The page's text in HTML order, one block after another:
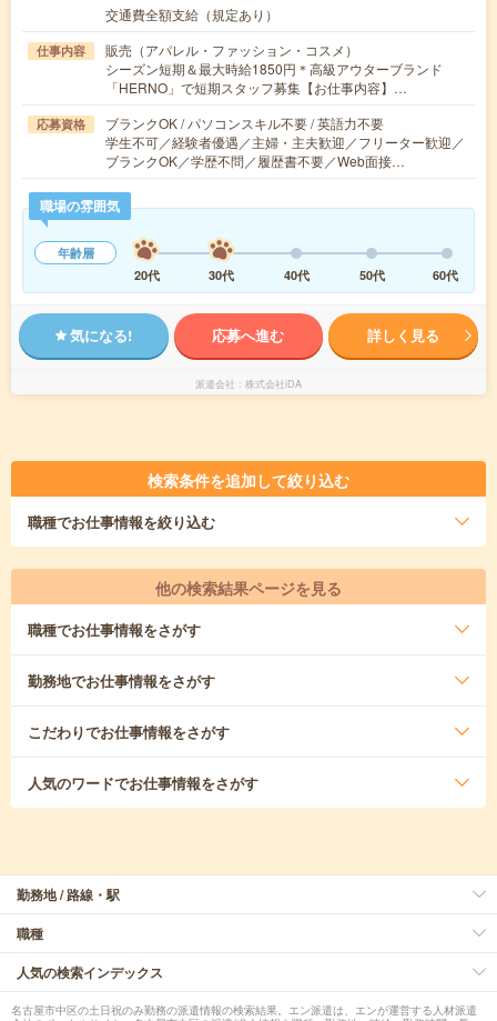
交通費全額支給（規定あり）
仕事内容
販売（アパレル・ファッション・コスメ）
シーズン短期＆最大時給1850円＊高級アウターブランド
「HERNO」で短期スタッフ募集【お仕事内容】…
応募資格
ブランクOK / パソコンスキル不要 / 英語力不要
学生不可／経験者優遇／主婦・主夫歓迎／フリーター歓迎／
ブランクOK／学歴不問／履歴書不要／Web面接…
職場の雰囲気
年齢層
20代
30代 40代 50代 60代
気になる! 応募へ進む 詳しく見る
派遣会社 株式会社iDA
検索条件を追加して絞り込む
職種でお仕事情報を絞り込む
他の検索結果ページを見る
職種でお仕事情報をさがす
勤務地でお仕事情報をさがす
こだわりでお仕事情報をさがす
人気のワードでお仕事情報をさがす
勤務地 / 路線・駅
職種
人気の検索インデックス
名古屋市中区の土日祝のみ勤務の派遣情報の検索結果。エン派遣は、エンが運営する人材派遣